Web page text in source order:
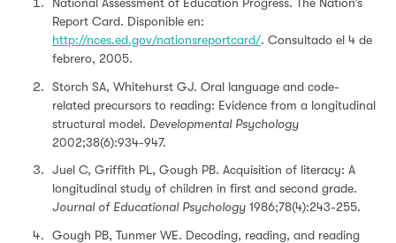
Report Card. Disponible en:
http://nces.ed.gov/nationsreportcard/. Consultado el 4 de
febrero, 2005.
Storch SA, Whitehurst GJ. Oral language and code-
related precursors to reading: Evidence from a longitudinal
structural model. Developmental Psychology
2002;38(6):934-947.
Juel C, Griffith PL, Gough PB. Acquisition of literacy: A
longitudinal study of children in first and second grade.
Journal of Educational Psychology 1986;78(4):243-255.
Gough PB, Tunmer WE. Decoding, reading, and reading